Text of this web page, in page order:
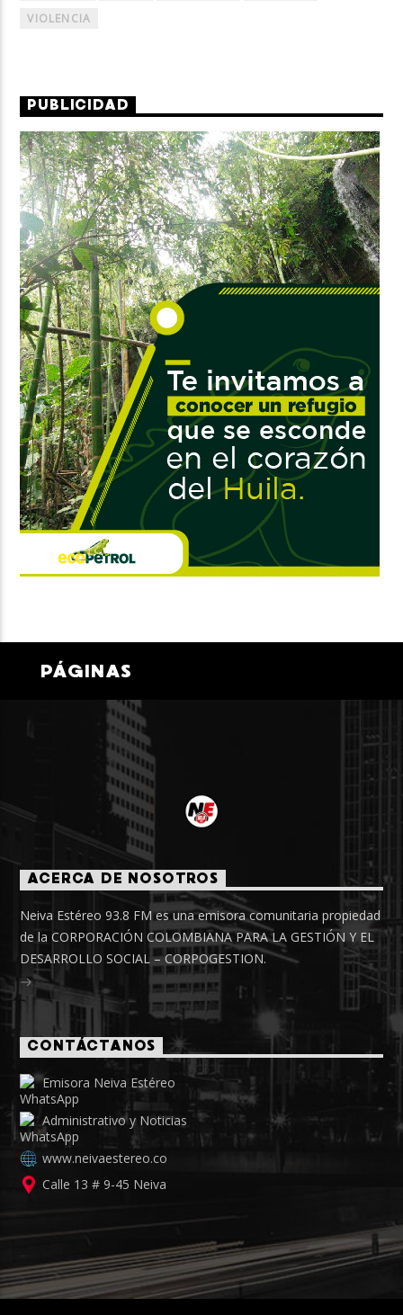
VIOLENCIA
PUBLICIDAD
PÁGINAS
ACERCA DE NOSOTROS
Neiva Estéreo 93.8 FM es una emisora comunitaria propiedad
de la CORPORACIÓN COLOMBIANA PARA LA GESTIÓN Y EL
DESARROLLO SOCIAL – CORPOGESTION.
CONTÁCTANOS
Emisora Neiva Estéreo
Administrativo y Noticias
www.neivaestereo.co
Calle 13 # 9-45 Neiva